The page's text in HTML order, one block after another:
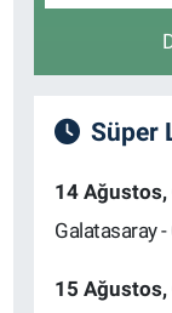
Süper
14 Ağustos,
Galatasaray
15